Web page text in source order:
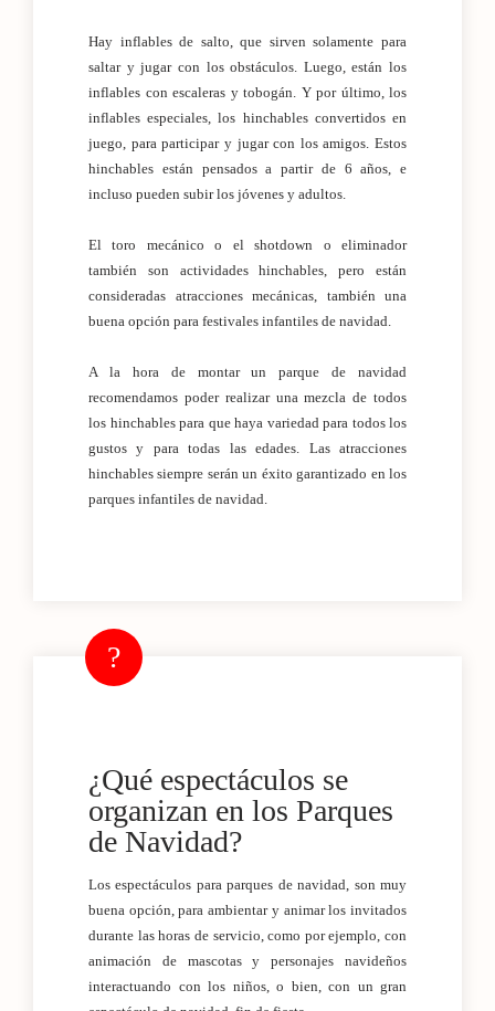
Hay inflables de salto, que sirven solamente para
saltar y jugar con los obstáculos. Luego, están los
inflables con escaleras y tobogán. Y por último, los
inflables especiales, los hinchables convertidos en
juego, para participar y jugar con los amigos. Estos
hinchables están pensados a partir de 6 años, e
incluso pueden subir los jóvenes y adultos.
El toro mecánico o el shotdown o eliminador
también son actividades hinchables, pero están
consideradas atracciones mecánicas, también una
buena opción para festivales infantiles de navidad.
A la hora de montar un parque de navidad
recomendamos poder realizar una mezcla de todos
los hinchables para que haya variedad para todos los
gustos y para todas las edades. Las atracciones
hinchables siempre serán un éxito garantizado en los
parques infantiles de navidad.
¿Qué espectáculos se
organizan en los Parques
de Navidad?
Los espectáculos para parques de navidad, son muy
buena opción, para ambientar y animar los invitados
durante las horas de servicio, como por ejemplo, con
animación de mascotas y personajes navideños
interactuando con los niños, o bien, con un gran